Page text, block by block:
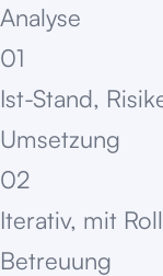
Analyse
01
Ist-Stand,
Umsetzung
02
Iterativ, mit
Betreuung